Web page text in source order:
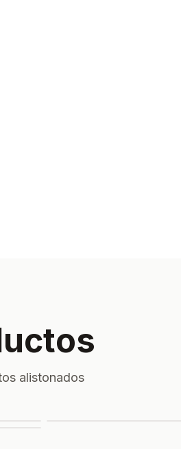
alistonadosParticulados